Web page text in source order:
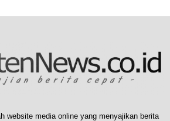
website media online yang menyajikan berita